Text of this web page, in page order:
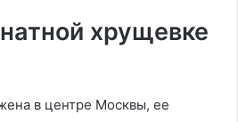
хрущевке
в центре Москвы, ее